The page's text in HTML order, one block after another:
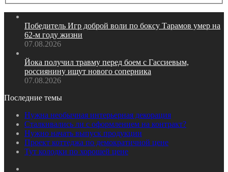
Победитель Игр доброй воли по боксу Тарамов умер на
62‑м году жизни
07.08.2026
Йока получил травму перед боем с Гассиевым,
россиянину ищут нового соперника
07.08.2026
Последние темы
Нужна необычная интерьерная декорация
Сталкивались ли с оформлением на контракт?
Нужно начать выпуск продукции
Проект коттеджа по демократичной цене
Тут колодки по хорошей цене